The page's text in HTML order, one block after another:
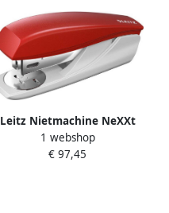
Leitz Nietmachine NeXXt
5501 25vel 24 6 rood
1 webshop
€ 97,45